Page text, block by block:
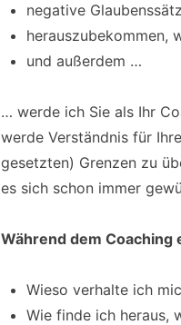
negative
herauszubekommen,
und außerdem …
… werde ich Sie als Ihr
werde Verständnis für
gesetzten) Grenzen zu
es sich schon immer
Während dem Coaching
Wieso verhalte ich
Wie finde ich heraus,